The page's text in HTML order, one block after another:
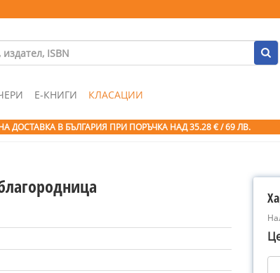
Е-КНИГИ КЛАСАЦИИ
ДОСТАВКА В БЪЛГАРИЯ ПРИ ПОРЪЧКА НАД 35.28 € / 69 ЛВ.